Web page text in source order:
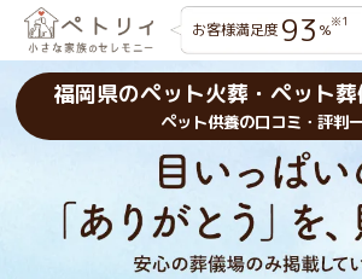
お客様満足度 93 %※1
福岡県のペット火葬・ペット
ペット供養の口コミ・評判